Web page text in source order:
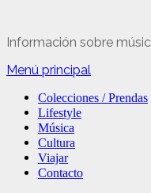
Información sobre
Menú principal
Colecciones / Prendas
Lifestyle
Música
Cultura
Viajar
Contacto